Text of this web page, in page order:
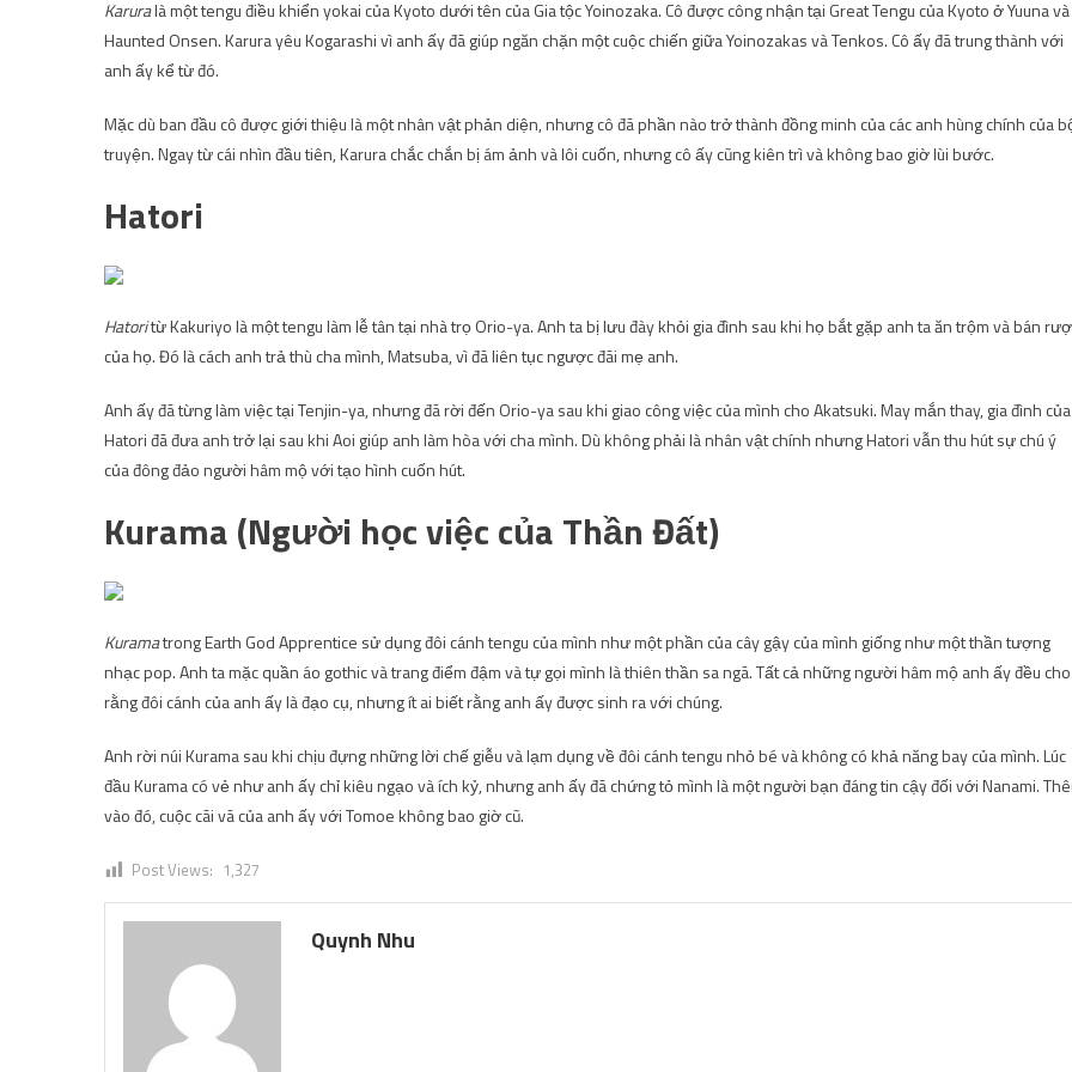
Karuralà một tengu điều khiển yokai của Kyoto dưới tên của Gia tộc Yoinozaka. Cô được công nhận tại Great Tengu của Kyoto ở Yuuna và
Haunted Onsen. Karura yêu Kogarashi vì anh ấy đã giúp ngăn chặn một cuộc chiến giữa Yoinozakas và Tenkos. Cô ấy đã trung thành với
anh ấy kể từ đó.
Mặc dù ban đầu cô được giới thiệu là một nhân vật phản diện, nhưng cô đã phần nào trở thành đồng minh của các anh hùng chính của
truyện. Ngay từ cái nhìn đầu tiên, Karura chắc chắn bị ám ảnh và lôi cuốn, nhưng cô ấy cũng kiên trì và không bao giờ lùi bước.
Hatori
Hatoritừ Kakuriyo là một tengu làm lễ tân tại nhà trọ Orio-ya. Anh ta bị lưu đày khỏi gia đình sau khi họ bắt gặp anh ta ăn trộm và bán
của họ. Đó là cách anh trả thù cha mình, Matsuba, vì đã liên tục ngược đãi mẹ anh.
Anh ấy đã từng làm việc tại Tenjin-ya, nhưng đã rời đến Orio-ya sau khi giao công việc của mình cho Akatsuki. May mắn thay, gia đình của
Hatori đã đưa anh trở lại sau khi Aoi giúp anh làm hòa với cha mình. Dù không phải là nhân vật chính nhưng Hatori vẫn thu hút sự chú ý
của đông đảo người hâm mộ với tạo hình cuốn hút.
Kurama (Người học việc của Thần Đất)
Kuramatrong Earth God Apprentice sử dụng đôi cánh tengu của mình như một phần của cây gậy của mình giống như một thần tượng
nhạc pop. Anh ta mặc quần áo gothic và trang điểm đậm và tự gọi mình là thiên thần sa ngã. Tất cả những người hâm mộ anh ấy đều cho
rằng đôi cánh của anh ấy là đạo cụ, nhưng ít ai biết rằng anh ấy được sinh ra với chúng.
Anh rời núi Kurama sau khi chịu đựng những lời chế giễu và lạm dụng về đôi cánh tengu nhỏ bé và không có khả năng bay của mình. Lúc
đầu Kurama có vẻ như anh ấy chỉ kiêu ngạo và ích kỷ, nhưng anh ấy đã chứng tỏ mình là một người bạn đáng tin cậy đối với Nanami.
vào đó, cuộc cãi vã của anh ấy với Tomoe không bao giờ cũ.
Post Views: 1,327
Quynh Nhu